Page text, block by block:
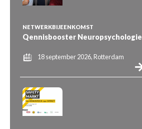
NETWERKBIJEENKOMST
Qennisbooster Neuropsychologie
18 september 2026, Rotterdam